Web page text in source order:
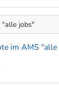
"alle jobs"
im AMS "alle